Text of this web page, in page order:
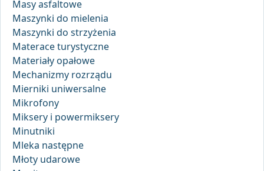
Masy asfaltowe
Maszynki do mielenia
Maszynki do strzyżenia
Materace turystyczne
Materiały opałowe
Mechanizmy rozrządu
Mierniki uniwersalne
Mikrofony
Miksery i powermiksery
Minutniki
Mleka następne
Młoty udarowe